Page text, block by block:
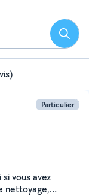
Particulier
vous avez